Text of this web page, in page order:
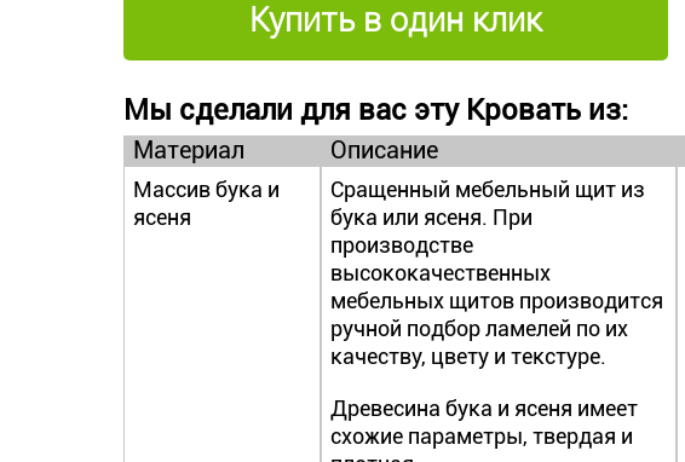
Купить в один клик
Мы сделали для вас эту Кровать из:
Материал Описание
Массив бука и
ясеня
Сращенный мебельный щит из
бука или ясеня. При
производстве
высококачественных
мебельных щитов производится
ручной подбор ламелей по их
качеству, цвету и текстуре.
Древесина бука и ясеня имеет
схожие параметры, твердая и